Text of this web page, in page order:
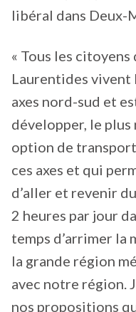
libéral dans Deux-
« Tous les
Laurentides
axes nord-sud et
développer, le
option de
ces axes et qui
d’aller et revenir
2 heures par jour
temps d’arrimer
la grande région
avec notre région.
nos propositions